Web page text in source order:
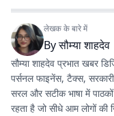
लेखक के बारे में
Byसौम्या शाहदेव
सौम्या शाहदेव प्रभात खबर
पर्सनल फाइनेंस, टैक्स,
सरल और सटीक भाषा में
रहता है जो सीधे आम लोगों